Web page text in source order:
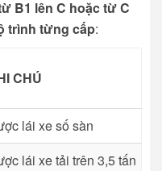
B1 lên C hoặc từ C
trình từng cấp:
CHÚ
lái xe số sàn
lái xe tải trên 3,5 tấn